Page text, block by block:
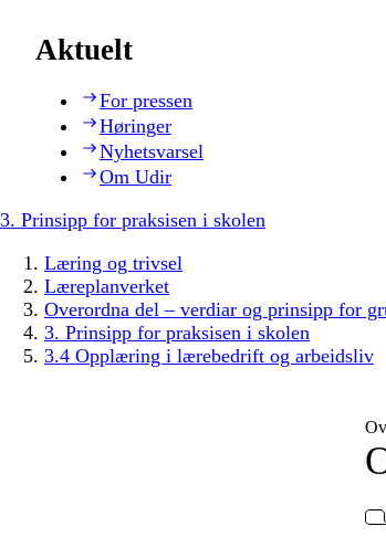
Aktuelt
For pressen
Høringer
Nyhetsvarsel
Om Udir
3. Prinsipp for praksisen i skolen
Læring og trivsel
Læreplanverket
Overordna del – verdiar og prinsipp for
3. Prinsipp for praksisen i skolen
3.4 Opplæring i lærebedrift og arbeidsliv